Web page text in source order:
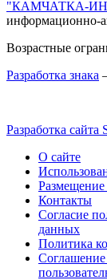
"КАМЧАТКА-
информационно-
Возрастные
Разработка знака
Разработка сайта
О сайте
Контакты
Согласие
данных
Политика